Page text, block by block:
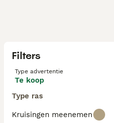
Filters
Type advertentie
Te koop
Type ras
Kruisingen meenemen